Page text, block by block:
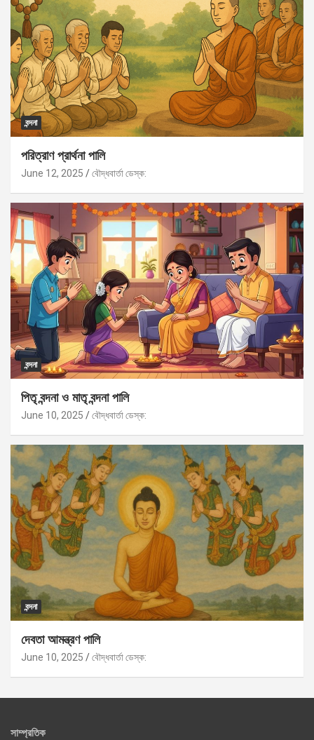
বন্দনা
পরিত্রাণ প্রার্থনা পালি
June 12, 2025 বৌদ্ধবার্তা ডেস্ক:
বন্দনা
পিতৃ বন্দনা ও মাতৃ বন্দনা পালি
June 10, 2025 বৌদ্ধবার্তা ডেস্ক:
বন্দনা
দেবতা আমন্ত্রণ পালি
June 10, 2025 বৌদ্ধবার্তা ডেস্ক:
সাম্প্রতিক